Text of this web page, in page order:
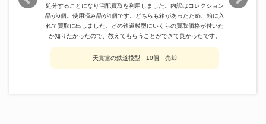
Modello Sette オロハネ10 4 10系客車 297,000円
アスターホビー
JNR C62 3号機 鉄道模型 蒸気
機関車
126,600円
処分することになり宅配買取を利用しました。内訳はコレクション
品が6個。使用済み品が4個です。どちらも箱があったため、箱に入
れて買取に出しました。どの鉄道模型にいくらの買取価格が付いた
か知りたかったので、教えてもらうことができて良かったです。
天賞堂の鉄道模型 10個 売却